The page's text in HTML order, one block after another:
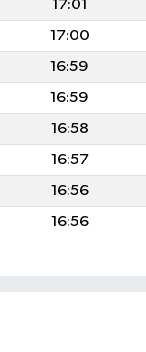
17:01
17:00
16:59
16:59
16:58
16:57
16:56
16:56